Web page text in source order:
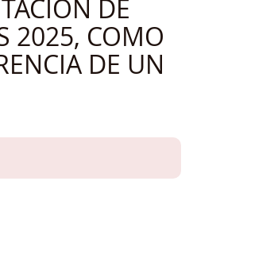
DE
2025, COMO
DE UN